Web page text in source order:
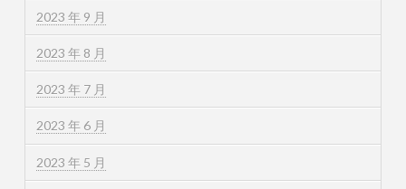
2023 年 9 月
2023 年 8 月
2023 年 7 月
2023 年 6 月
2023 年 5 月